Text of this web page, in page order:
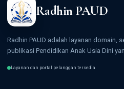
Radhin PAUD
Radhin PAUD adalah layanan domain,
publikasi Pendidikan Anak Usia Dini
Layanan dan portal pelanggan tersedia